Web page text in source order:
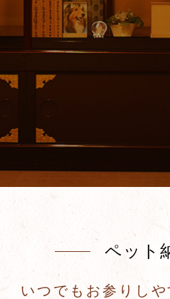
ペット
いつでもお参りし